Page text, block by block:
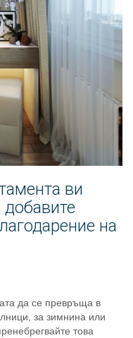
ви
на
да се превръща в
за зимнина или
това